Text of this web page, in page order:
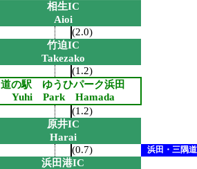
相生IC
Aioi
(2.0)
竹迫IC
Takezako
(1.2)
道の駅 ゆうひパーク浜田
Yuhi Park Hamada
(1.2)
原井IC
Harai
(0.7)
浜田・三隅
浜田港IC